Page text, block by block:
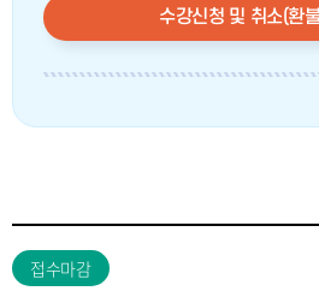
수강신청 및 취소(환
접수마감